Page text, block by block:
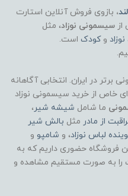
لند، بازوی فروش آنلاین استارت
سیسمونی نوزاد، مثل
نوزاد وکودک است.
برتر در ایران. انتخابی آگاهانه
خاص از خرید سیسمونی نوزاد
ما شامل شیشه شیر،
از مادر مثل بالش شیر
لباس نوزاد، و شامپو و
فروشگاه حضوری داریم که به
را به صورت مستقیم مشاهده و